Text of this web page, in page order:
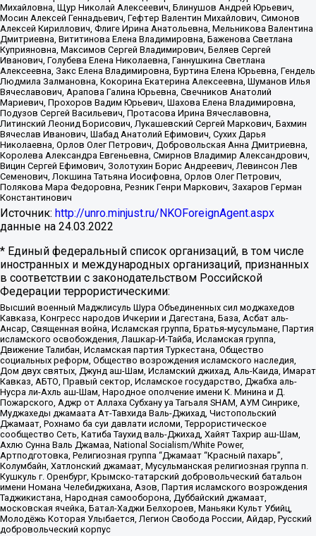
Михайловна, Щур Николай Алексеевич, Блинушов Андрей Юрьевич,
Мосин Алексей Геннадьевич, Гефтер Валентин Михайлович, Симонов
Алексей Кириллович, Флиге Ирина Анатольевна, Мельникова Валентина
Дмитриевна, Вититинова Елена Владимировна, Баженова Светлана
Куприяновна, Максимов Сергей Владимирович, Беляев Сергей
Иванович, Голубева Елена Николаевна, Ганнушкина Светлана
Алексеевна, Закс Елена Владимировна, Буртина Елена Юрьевна, Гендель
Людмила Залмановна, Кокорина Екатерина Алексеевна, Шуманов Илья
Вячеславович, Арапова Галина Юрьевна, Свечников Анатолий
Мариевич, Прохоров Вадим Юрьевич, Шахова Елена Владимировна,
Подузов Сергей Васильевич, Протасова Ирина Вячеславовна,
Литинский Леонид Борисович, Лукашевский Сергей Маркович, Бахмин
Вячеслав Иванович, Шабад Анатолий Ефимович, Сухих Дарья
Николаевна, Орлов Олег Петрович, Добровольская Анна Дмитриевна,
Королева Александра Евгеньевна, Смирнов Владимир Александрович,
Вицин Сергей Ефимович, Золотухин Борис Андреевич, Левинсон Лев
Семенович, Локшина Татьяна Иосифовна, Орлов Олег Петрович,
Полякова Мара Федоровна, Резник Генри Маркович, Захаров Герман
Константинович
Источник: http://unro.minjust.ru/NKOForeignAgent.aspx
данные на 24.03.2022
* Единый федеральный список организаций, в том числе
иностранных и международных организаций, признанных
в соответствии с законодательством Российской
Федерации террористическими:
Высший военный Маджлисуль Шура Объединенных сил моджахедов
Кавказа, Конгресс народов Ичкерии и Дагестана, База, Асбат аль-
Ансар, Священная война, Исламская группа, Братья-мусульмане, Партия
исламского освобождения, Лашкар-И-Тайба, Исламская группа,
Движение Талибан, Исламская партия Туркестана, Общество
социальных реформ, Общество возрождения исламского наследия,
Дом двух святых, Джунд аш-Шам, Исламский джихад, Аль-Каида, Имарат
Кавказ, АБТО, Правый сектор, Исламское государство, Джабха аль-
Нусра ли-Ахль аш-Шам, Народное ополчение имени К. Минина и Д.
Пожарского, Аджр от Аллаха Субхану уа Тагьаля SHAM, АУМ Синрике,
Муджахеды джамаата Ат-Тавхида Валь-Джихад, Чистопольский
Джамаат, Рохнамо ба суи давлати исломи, Террористическое
сообщество Сеть, Катиба Таухид валь-Джихад, Хайят Тахрир аш-Шам,
Ахлю Сунна Валь Джамаа, National Socialism/White Power,
Артподготовка, Религиозная группа “Джамаат “Красный пахарь”,
Колумбайн, Хатлонский джамаат, Мусульманская религиозная группа п.
Кушкуль г. Оренбург, Крымско-татарский добровольческий батальон
имени Номана Челебиджихана, Азов, Партия исламского возрождения
Таджикистана, Народная самооборона, Дуббайский джамаат,
московская ячейка, Батал-Хаджи Белхороев, Маньяки Культ Убийц,
Молодёжь Которая Улыбается, Легион Свобода России, Айдар, Русский
добровольческий корпус